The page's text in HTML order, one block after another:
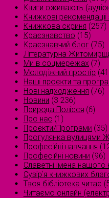
Книги оживають
Книжкові рекомендації
Книжкова скриня (257)
Краєзнавство (15)
Краєзнавчий блог (75)
Літературна
Ми в соцмережах (7)
Молодіжний простір
Наші проєкти та
Нові надходження (76)
Новини (3 236)
Природа Полісся (6)
Про нас (1)
Проєкти/Програми (35)
Прогулянка вулицями
Професійні навчання
Професійні новини (96)
Славетні імена
Сузірʼя книжкових
Твоя бібліотека читає
Читаємо онлайн